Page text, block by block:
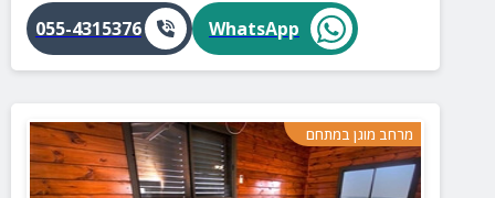
WhatsApp
055-4315376
מרחב מוגן במתחם